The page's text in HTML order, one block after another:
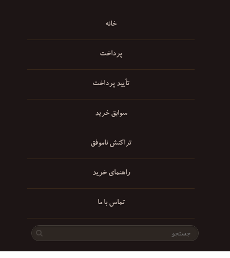
خانه
پرداخت
تأیید پرداخت
سوابق خرید
تراکنش ناموفق
راهنمای خرید
تماس با ما